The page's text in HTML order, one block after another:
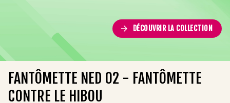
arrow_forward DÉCOUVRIR LA COLLECTION
FANTÔMETTE NED 02 - FANTÔMETTE
CONTRE LE HIBOU